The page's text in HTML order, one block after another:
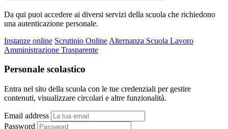
Da qui puoi accedere ai diversi servizi della scuola che richiedono
una autenticazione personale.
Instanze online Scrutinio Online Alternanza Scuola Lavoro
Amministrazione Trasparente
Personale scolastico
Entra nel sito della scuola con le tue credenziali per gestire
contenuti, visualizzare circolari e altre funzionalità.
Email address
Password